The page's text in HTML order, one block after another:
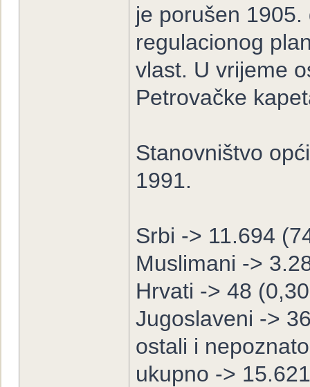
je porušen
regulacionog
vlast. U vrijeme
Petrovačke
Stanovništvo
1991.
Srbi -> 11.694
Muslimani ->
Hrvati -> 48
Jugoslaveni ->
ostali i
ukupno -> 15.621